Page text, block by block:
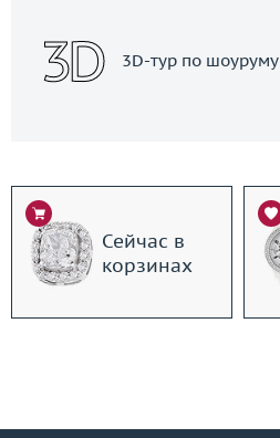
3D-тур по шоуруму
Сейчас в
корзинах